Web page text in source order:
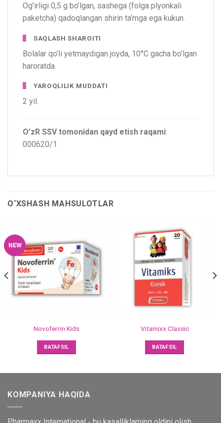
Og’irligi 0,5 g bo’lgan, sashega (folga plyonkali
paketcha) qadoqlangan shirin ta’mga ega kukun.
SAQLASH SHAROITI
Bolalar qo’li yetmaydigan joyda, 10°C gacha bo’lgan
haroratda.
YAROQLILIK MUDDATI
2 yil.
O’zR SSV tomonidan qayd etish raqami:
000620/1
O‘XSHASH MAHSULOTLAR
NEW
Novoferrin Kids
BATAFSIL
Vitamixx Classic
BATAFSIL
KOMPANIYA HAQIDA